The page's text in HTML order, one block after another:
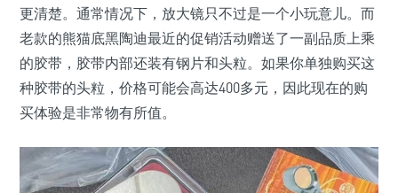
更清楚。通常情况下，放大镜只不过是一个小玩意儿。而
老款的熊猫底黑陶迪最近的促销活动赠送了一副品质上乘
的胶带，胶带内部还装有钢片和头粒。如果你单独购买这
种胶带的头粒，价格可能会高达400多元，因此现在的购
买体验是非常物有所值。